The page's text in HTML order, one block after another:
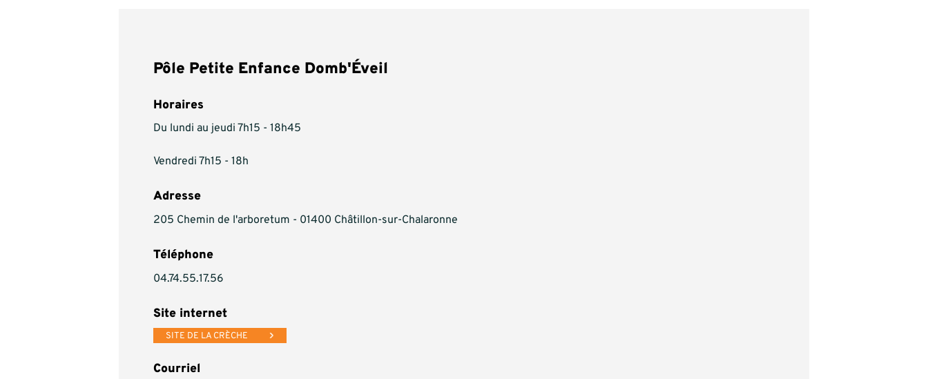
Pôle Petite Enfance Domb'Éveil
Horaires
Du lundi au jeudi 7h15 - 18h45
Vendredi 7h15 - 18h
Adresse
205 Chemin de l'arboretum - 01400 Châtillon-sur-Chalaronne
Téléphone
04.74.55.17.56
Site internet
SITE DE LA CRÈCHE
Courriel